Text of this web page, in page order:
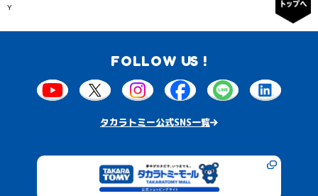
Y
FOLLOW US !
タカラトミー公式SNS一覧